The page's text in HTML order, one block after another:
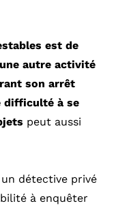
est de
autre activité
son arrêt
difficulté à se
peut aussi
détective privé
à enquêter